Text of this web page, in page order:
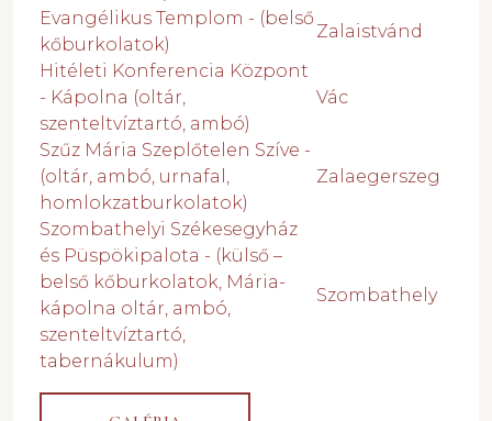
Evangélikus Templom - (belső
kőburkolatok)
Zalaistvánd
Hitéleti Konferencia Központ
- Kápolna (oltár,
szenteltvíztartó, ambó)
Vác
Szűz Mária Szeplőtelen Szíve -
(oltár, ambó, urnafal,
homlokzatburkolatok)
Zalaegerszeg
Szombathelyi Székesegyház
és Püspökipalota - (külső –
belső kőburkolatok, Mária-
kápolna oltár, ambó,
szenteltvíztartó,
tabernákulum)
Szombathely